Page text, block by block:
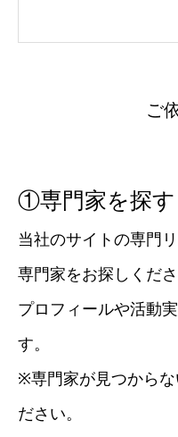
ご
①専門家を探す
当社のサイトの専門
専門家をお探しくだ
プロフィールや活動
す。
※専門家が見つから
ださい。